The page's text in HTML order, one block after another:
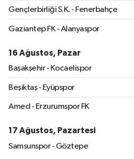
Gençlerbirliği S.K. - Fenerbahçe
Gaziantep FK - Alanyaspor
16 Ağustos, Pazar
Başakşehir - Kocaelispor
Beşiktaş - Eyüpspor
Amed - Erzurumspor FK
17 Ağustos, Pazartesi
Samsunspor - Göztepe